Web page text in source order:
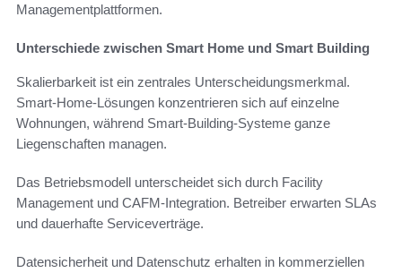
Managementplattformen.
Unterschiede zwischen Smart Home und Smart Building
Skalierbarkeit ist ein zentrales Unterscheidungsmerkmal.
Smart-Home-Lösungen konzentrieren sich auf einzelne
Wohnungen, während Smart-Building-Systeme ganze
Liegenschaften managen.
Das Betriebsmodell unterscheidet sich durch Facility
Management und CAFM-Integration. Betreiber erwarten SLAs
und dauerhafte Serviceverträge.
Datensicherheit und Datenschutz erhalten in kommerziellen